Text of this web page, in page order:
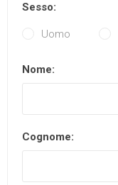
Sesso:
Uomo
Nome:
Cognome: